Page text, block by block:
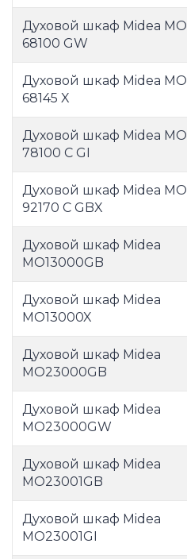
Духовой шкаф Midea MO
68100 GW
Духовой шкаф Midea MO
68145 X
Духовой шкаф Midea MO
78100 C GI
Духовой шкаф Midea MO
92170 C GBX
Духовой шкаф Midea
MO13000GB
Духовой шкаф Midea
MO13000X
Духовой шкаф Midea
MO23000GB
Духовой шкаф Midea
MO23000GW
Духовой шкаф Midea
MO23001GB
Духовой шкаф Midea
MO23001GI